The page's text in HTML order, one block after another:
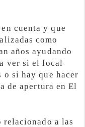
cuenta y que
como
años ayudando
ver si el local
o si hay que hacer
de apertura en El
relacionado a las